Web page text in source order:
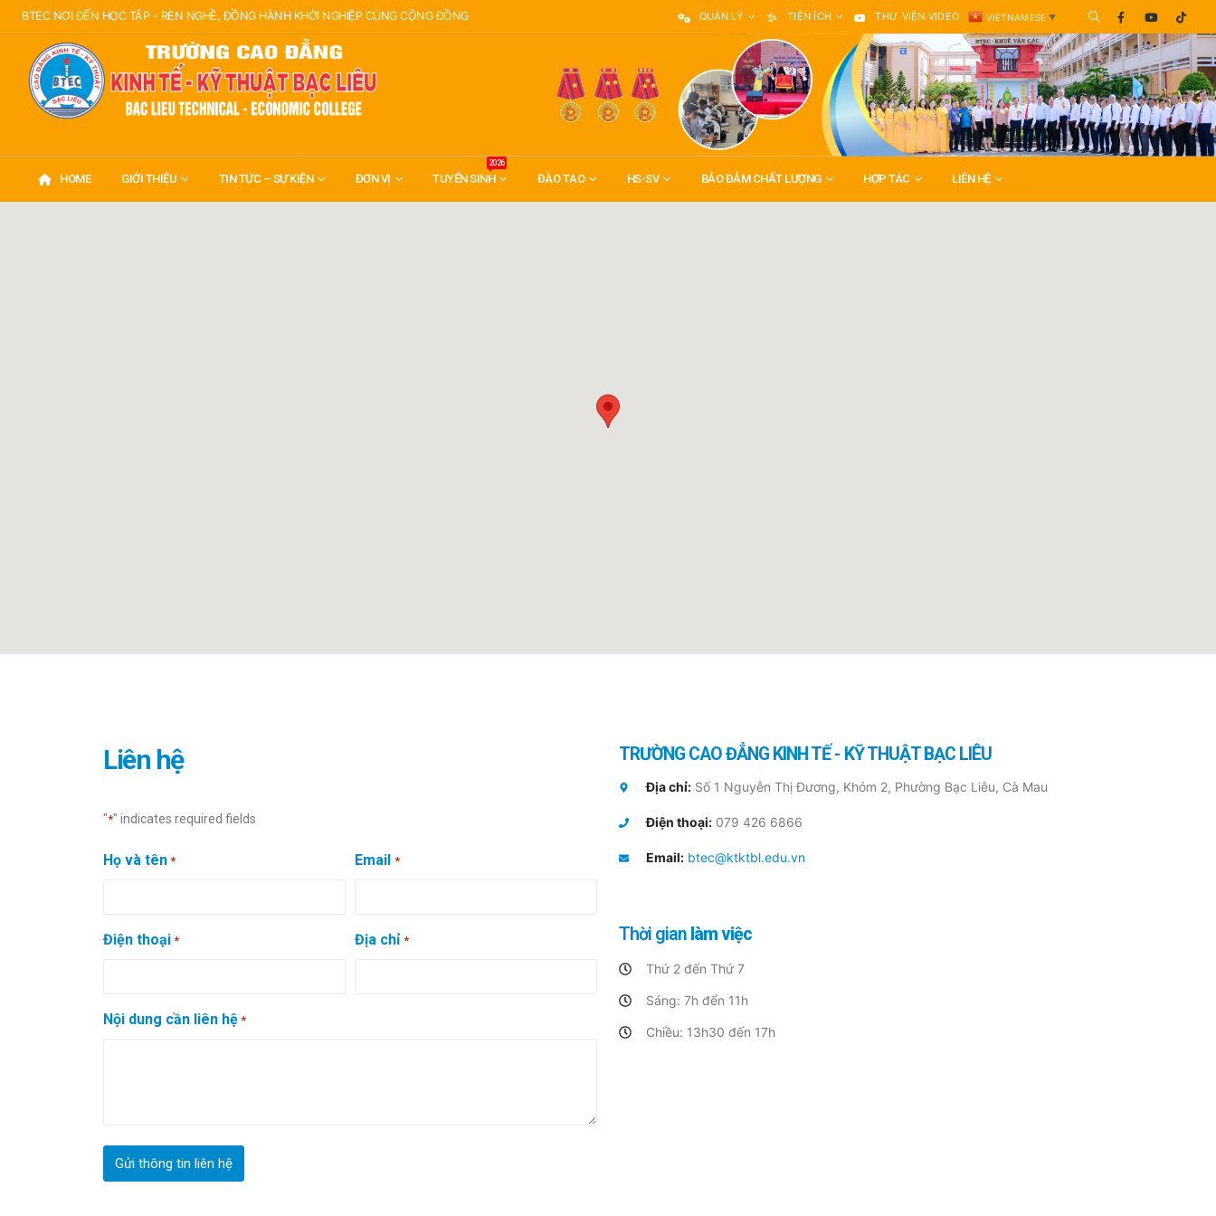
BTEC NƠI ĐẾN HỌC TẬP - RÈN NGHỀ, ĐỒNG HÀNH KHỞI NGHIỆP CÙNG CỘNG ĐỒNG QUẢN LÝ TIỆN ÍCH THƯ VIỆN VIDEO VIETNAMESE ▼
HOME GIỚI THIỆU TIN TỨC – SỰ KIỆN ĐƠN VỊ TUYỂN SINH
2026
ĐÀO TẠO HS-SV BẢO ĐẢM CHẤT LƯỢNG HỢP TÁC LIÊN HỆ
Liên hệ
"*" indicates required fields
Họ và tên * Email *
Điện thoại * Địa chỉ *
Nội dung cần liên hệ *
TRƯỜNG CAO ĐẲNG KINH TẾ - KỸ THUẬT BẠC LIÊU
Địa chỉ:Số 1 Nguyễn Thị Đương, Khóm 2, Phường Bạc Liêu, Cà Mau
Điện thoại:079 426 6866
Email: btec@ktktbl.edu.vn
Thời gian làm việc
Thứ 2 đến Thứ 7
Sáng: 7h đến 11h
Chiều: 13h30 đến 17h